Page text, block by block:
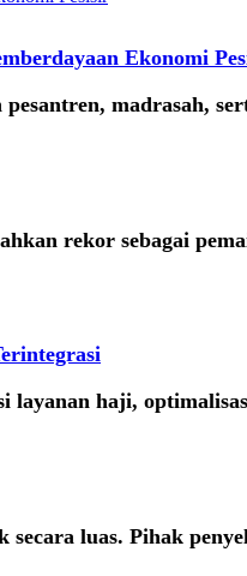
Ekonomi
madrasah,
rekor sebagai
haji,
luas. Pihak